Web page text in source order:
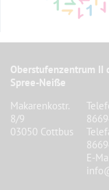
Oberstufenzentrum II
Spree-Neiße
Makarenkostr.
8/9
03050 Cottbus
E-